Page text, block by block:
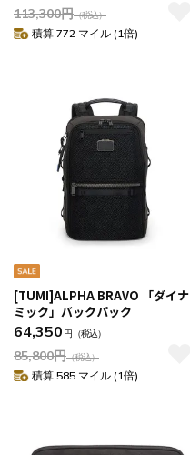
113,300円（税込）
積算 772 マイル (1倍)
[TUMI]ALPHA BRAVO 「ダイナ
ミック」バックパック
64,350 円 （税込）
85,800円（税込）
積算 585 マイル (1倍)